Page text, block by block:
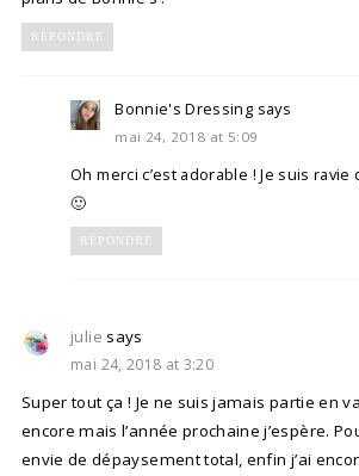
RÉPONDRE
Bonnie's Dressing says
mai 24, 2018 at 5:09
Oh merci c’est adorable ! Je suis ravie
🙂
RÉPONDRE
julie says
mai 24, 2018 at 3:20
Super tout ça ! Je ne suis jamais partie en
encore mais l’année prochaine j’espère.
envie de dépaysement total, enfin j’ai